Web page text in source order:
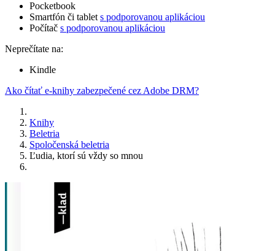
Pocketbook
Smartfón či tablet s podporovanou aplikáciou
Počítač s podporovanou aplikáciou
Neprečítate na:
Kindle
Ako čítať e-knihy zabezpečené cez Adobe DRM?
Knihy
Beletria
Spoločenská beletria
Ľudia, ktorí sú vždy so mnou